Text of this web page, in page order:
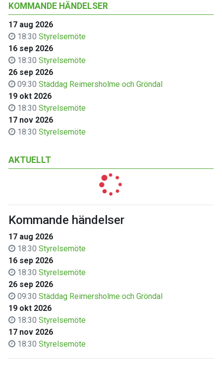
KOMMANDE HÄNDELSER
17 aug 2026
18:30 Styrelsemöte
16 sep 2026
18:30 Styrelsemöte
26 sep 2026
09:30 Städdag Reimersholme och Gröndal
19 okt 2026
18:30 Styrelsemöte
17 nov 2026
18:30 Styrelsemöte
AKTUELLT
Kommande händelser
17 aug 2026
18:30 Styrelsemöte
16 sep 2026
18:30 Styrelsemöte
26 sep 2026
09:30 Städdag Reimersholme och Gröndal
19 okt 2026
18:30 Styrelsemöte
17 nov 2026
18:30 Styrelsemöte